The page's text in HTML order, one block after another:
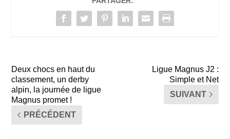
Deux chocs en haut du
classement, un derby
alpin, la journée de ligue
Magnus promet !
PRÉCÉDENT
Ligue Magnus J2 :
Simple et Net
SUIVANT